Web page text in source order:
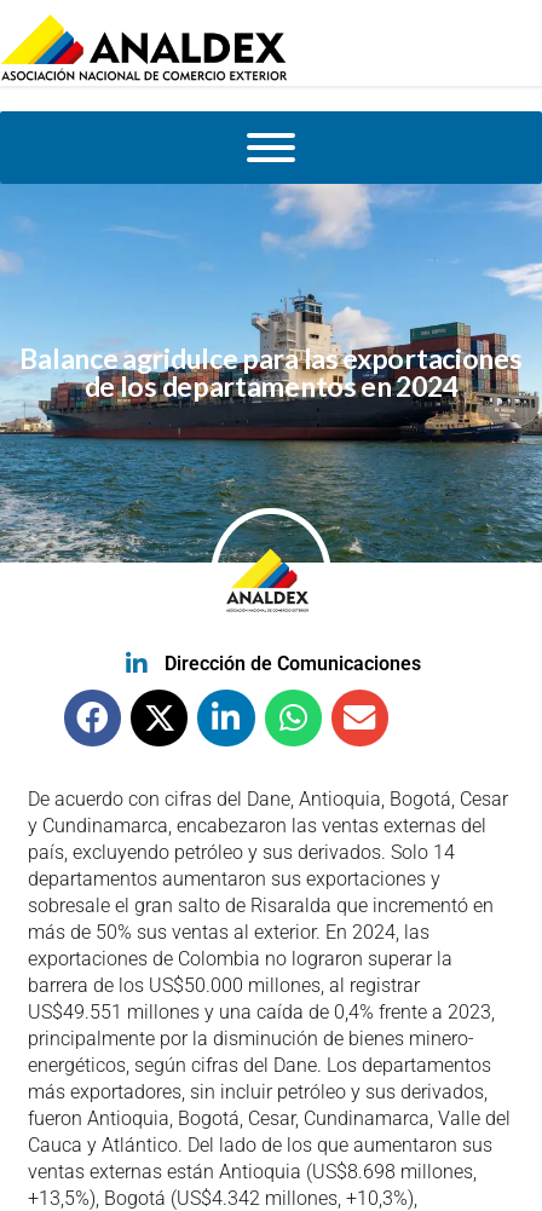
Balance agridulce para las exportaciones
de los departamentos en 2024
Dirección de Comunicaciones
De acuerdo con cifras del Dane, Antioquia, Bogotá, Cesar
y Cundinamarca, encabezaron las ventas externas del
país, excluyendo petróleo y sus derivados. Solo 14
departamentos aumentaron sus exportaciones y
sobresale el gran salto de Risaralda que incrementó en
más de 50% sus ventas al exterior. En 2024, las
exportaciones de Colombia no lograron superar la
barrera de los US$50.000 millones, al registrar
US$49.551 millones y una caída de 0,4% frente a 2023,
principalmente por la disminución de bienes minero-
energéticos, según cifras del Dane. Los departamentos
más exportadores, sin incluir petróleo y sus derivados,
fueron Antioquia, Bogotá, Cesar, Cundinamarca, Valle del
Cauca y Atlántico. Del lado de los que aumentaron sus
ventas externas están Antioquia (US$8.698 millones,
+13,5%), Bogotá (US$4.342 millones, +10,3%),